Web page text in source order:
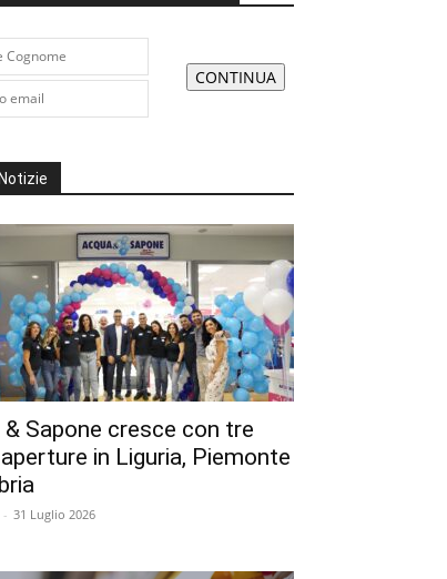
Sapone cresce con tre
in Liguria, Piemonte
- 31 Luglio 2026